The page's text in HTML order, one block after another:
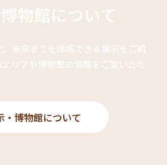
物館について
未来までを体感できる展示をご紹
リアや博物館の情報をご覧いただ
・博物館について